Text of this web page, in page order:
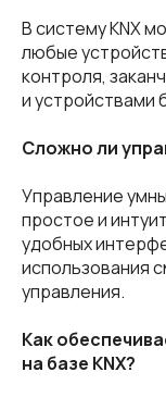
В систему KNX
любые
контроля,
и устройствами
Сложно ли
Управление
простое и
удобных
использования
управления.
Как
на базе KNX?